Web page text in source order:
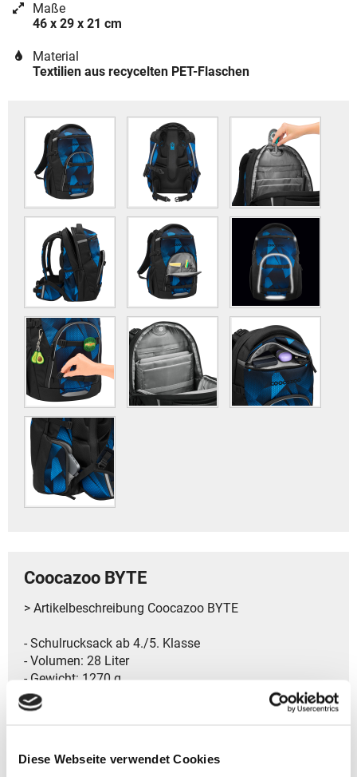
Diese Webseite verwendet Cookies
Maße
46 x 29 x 21 cm
Material
Textilien aus recycelten PET-Flaschen
Coocazoo BYTE
> Artikelbeschreibung Coocazoo BYTE
- Schulrucksack ab 4./5. Klasse
- Volumen: 28 Liter
- Gewicht: 1270 g
- Größe: 46 x 29 x 21 cm (HxBxT)
- Edition : Standard-Kollektion
- Höhenanpassbare Schultergurte nach EASY-GROW-